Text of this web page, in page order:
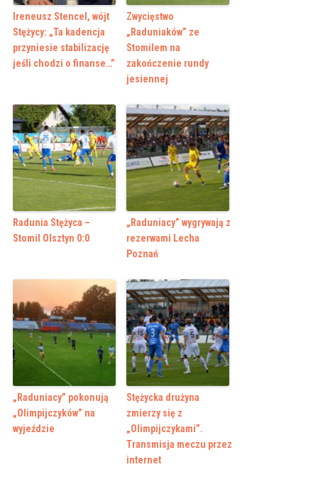
Ireneusz Stencel, wójt
Stężycy: „Ta kadencja
przyniesie stabilizację
jeśli chodzi o finanse…”
Zwycięstwo
„Raduniaków” ze
Stomilem na
zakończenie rundy
jesiennej
Radunia Stężyca –
Stomil Olsztyn 0:0
„Raduniacy” wygrywają z
rezerwami Lecha
Poznań
„Raduniacy” pokonują
„Olimpijczyków” na
wyjeździe
Stężycka drużyna
zmierzy się z
„Olimpijczykami”.
Transmisja meczu przez
internet